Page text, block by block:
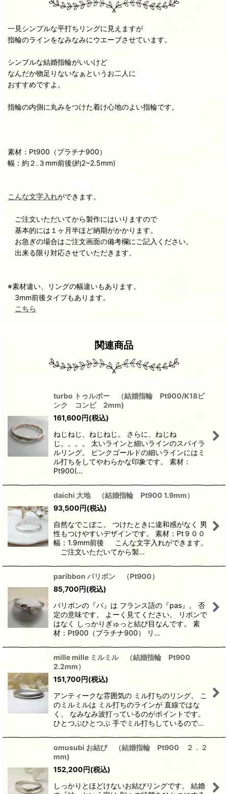
一見シンプルな平打ちリングに見えますが
指輪のラインをなみなみにウエーブさせています。
シンプルな結婚指輪がいいけど
なんだか物足りないなぁというお二人に
おすすめですよ。
指輪の内側に丸みをつけた着け心地のよい指輪です。
素材：Pt900（プラチナ900）
幅：約２.３mm前後(約2~2.5mm)
こんな文字入れができます。
ご注文いただいてから製作にはいりますので
基本的には１ヶ月半ほど納期がかかります。
お急ぎの場合はご注文画面の備考欄にご記入ください。
出来る限り対応させていただきます。
※素材違い、リングの幅違いもあります。
3mm前後タイプもあります。
こちら
関連商品
turbo トゥルボー （結婚指輪 Pt900/K18ピ
ンク コンビ 2mm)
161,600円(税込)
ねじねじ、ねじねじ。 さらに、ねじね
じ。。。。 太いラインと細いラインのスパイラ
ルリング。 ピンクゴールドの細いラインにはミ
ル打ちをしてやわらかな印象です。 素材：
Pt900(…
daichi 大地 （結婚指輪 Pt900 1.9mm）
93,500円(税込)
自然なでこぼこ。 つけたときに違和感がなく 男
性もつけやすいデザインです。 素材：Pt９００
幅：1.9mm前後 こんな文字入れができます。
ご注文いただいてから製…
paribbon パリボン （Pt900）
85,700円(税込)
パリボンの『パ』は フランス語の『pas』。 否
定の意味です。 よーく見てください。 リボンで
はなく しっかりぎゅっと結び目なんです。 素
材：Pt900（プラチナ900） リ…
mille mille ミルミル （結婚指輪 Pt900
2.2mm）
151,700円(税込)
アンティークな雰囲気の ミル打ちのリング。 こ
のミルミルは ミル打ちのラインが 直線ではな
く、 なみなみ波打っているのがポイントです。
ひとつぶひとつぶ 手でミル打ちしているので…
omusubi お結び （結婚指輪 Pt900 ２．２
mm)
152,200円(税込)
しっかりとほどけないお結びリングです。 結婚